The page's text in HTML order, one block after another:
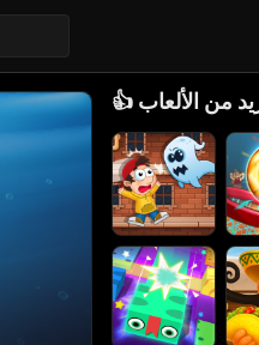
👍 من الألعاب